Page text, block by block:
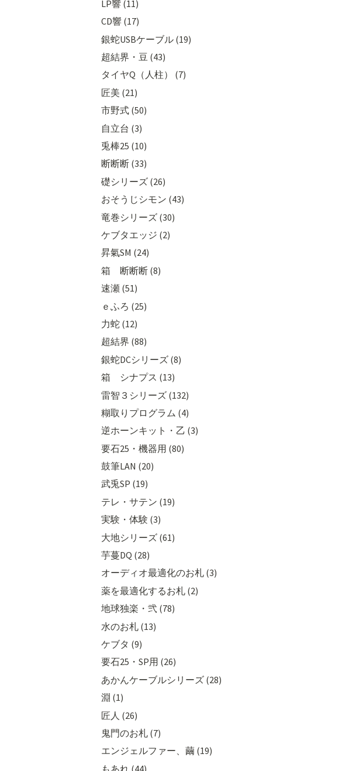
LP響 (11)
CD響 (17)
銀蛇USBケーブル (19)
超結界・豆 (43)
タイヤQ（人柱） (7)
匠美 (21)
市野式 (50)
自立台 (3)
兎棒25 (10)
断断断 (33)
礎シリーズ (26)
おそうじシモン (43)
竜巻シリーズ (30)
ケブタエッジ (2)
昇氣SM (24)
箱 断断断 (8)
速瀬 (51)
ｅふろ (25)
力蛇 (12)
超結界 (88)
銀蛇DCシリーズ (8)
箱 シナプス (13)
雷智３シリーズ (132)
糊取りプログラム (4)
逆ホーンキット・乙 (3)
要石25・機器用 (80)
鼓筆LAN (20)
武兎SP (19)
テレ・サテン (19)
実験・体験 (3)
大地シリーズ (61)
芋蔓DQ (28)
オーディオ最適化のお札 (3)
薬を最適化するお札 (2)
地球独楽・弐 (78)
水のお札 (13)
ケブタ (9)
要石25・SP用 (26)
あかんケーブルシリーズ (28)
淵 (1)
匠人 (26)
鬼門のお札 (7)
エンジェルファー、繭 (19)
もあれ (44)